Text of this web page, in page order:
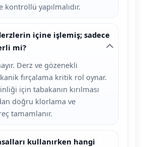
kontrollü yapılmalıdır.
içine işlemiş; sadece
mi?
Derz ve gözenekli
fırçalama kritik rol oynar.
için tabakanın kırılması
doğru klorlama ve
tamamlanır.
kullanırken hangi